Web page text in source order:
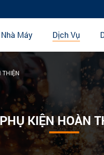
Nhà Máy Dịch Vụ
THIỆN
PHỤ KIỆN HOÀN